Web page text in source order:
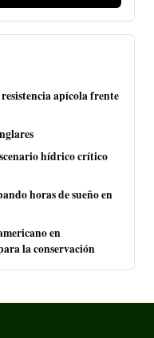
apícola frente
hídrico crítico
horas de sueño en
en
la conservación